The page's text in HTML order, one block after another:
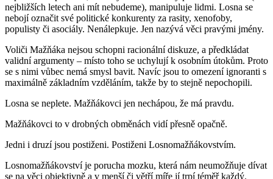
nejbližších letech ani mít nebudeme), manipuluje lidmi. Losna se
nebojí označit své politické konkurenty za rasity, xenofoby,
populisty či asociály. Nenálepkuje. Jen nazývá věci pravými jmény.
Voliči Mažňáka nejsou schopni racionální diskuze, a předkládat
validní argumenty – místo toho se uchylují k osobním útokům. Proto
se s nimi vůbec nemá smysl bavit. Navíc jsou to omezení ignoranti s
maximálně základním vzděláním, takže by to stejně nepochopili.
Losna se neplete. Mažňákovci jen nechápou, že má pravdu.
Mažňákovci to v drobných obměnách vidí přesně opačně.
Jedni i druzí jsou postiženi. Postiženi Losnomažňákovstvím.
Losnomažňákovství je porucha mozku, která nám neumožňuje dívat
se na věci objektivně a v menší či větří míře jí trpí téměř každý.